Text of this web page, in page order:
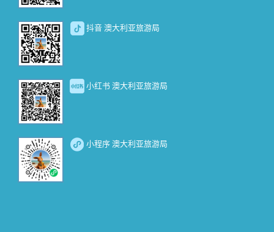
抖音 澳大利亚旅游局
小红书 澳大利亚旅游局
小程序 澳大利亚旅游局